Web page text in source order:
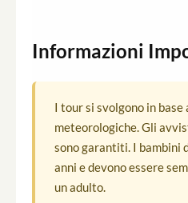
Informazioni
I tour si svolgono in base
meteorologiche. Gli
sono garantiti. I bambini
anni e devono essere
un adulto.